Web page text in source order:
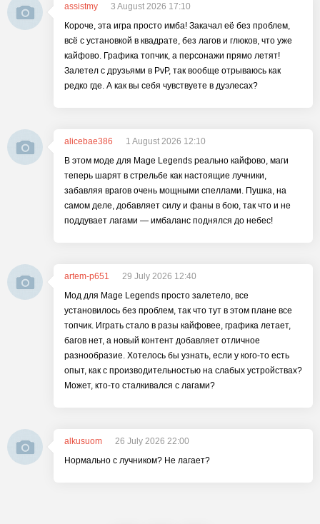
assistmy
3 August 2026 17:10
Короче, эта игра просто имба! Закачал её без проблем,
всё с установкой в квадрате, без лагов и глюков, что уже
кайфово. Графика топчик, a персонажи прямо летят!
Залетел с друзьями в PvP, так вообще отрываюсь как
редко где. А как вы себя чувствуете в дуэлесах?
alicebae386
1 August 2026 12:10
В этом моде для Mage Legends реально кайфово, маги
теперь шарят в стрельбе как настоящие лучники,
забавляя врагов очень мощными спеллами. Пушка, на
самом деле, добавляет силу и фаны в бою, так что и не
поддувает лагами — имбаланс поднялся до небес!
artem-p651
29 July 2026 12:40
Мод для Mage Legends просто залетело, все
установилось без проблем, так что тут в этом плане все
топчик. Играть стало в разы кайфовее, графика летает,
багов нет, а новый контент добавляет отличное
разнообразие. Хотелось бы узнать, если у кого-то есть
опыт, как с производительностью на слабых устройствах?
Может, кто-то сталкивался с лагами?
alkusuom
26 July 2026 22:00
Нормально с лучником? Не лагает?